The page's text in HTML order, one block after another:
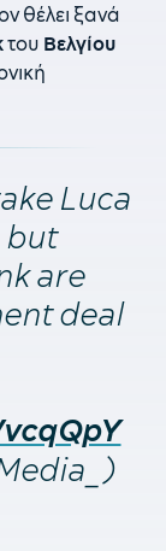
θέλει ξανά
του Βελγίου
Luca
but
are
deal